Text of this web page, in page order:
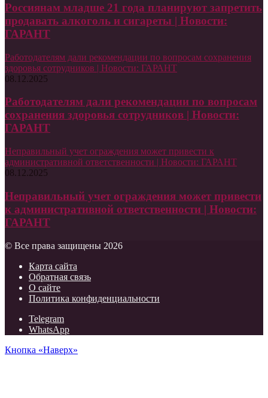
Россиянам младше 21 года планируют запретить
продавать алкоголь и сигареты | Новости:
ГАРАНТ
Работодателям дали рекомендации по вопросам сохранения
здоровья сотрудников | Новости: ГАРАНТ
08.12.2025
Работодателям дали рекомендации по вопросам
сохранения здоровья сотрудников | Новости:
ГАРАНТ
Неправильный учет ограждения может привести к
административной ответственности | Новости: ГАРАНТ
08.12.2025
Неправильный учет ограждения может привести
к административной ответственности | Новости:
ГАРАНТ
© Все права защищены 2026
Карта сайта
Обратная связь
О сайте
Политика конфиденциальности
Telegram
WhatsApp
Кнопка «Наверх»